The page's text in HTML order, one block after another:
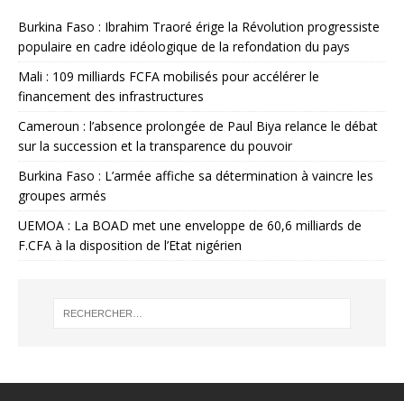
Burkina Faso : Ibrahim Traoré érige la Révolution progressiste
populaire en cadre idéologique de la refondation du pays
Mali : 109 milliards FCFA mobilisés pour accélérer le
financement des infrastructures
Cameroun : l’absence prolongée de Paul Biya relance le débat
sur la succession et la transparence du pouvoir
Burkina Faso : L’armée affiche sa détermination à vaincre les
groupes armés
UEMOA : La BOAD met une enveloppe de 60,6 milliards de
F.CFA à la disposition de l’Etat nigérien